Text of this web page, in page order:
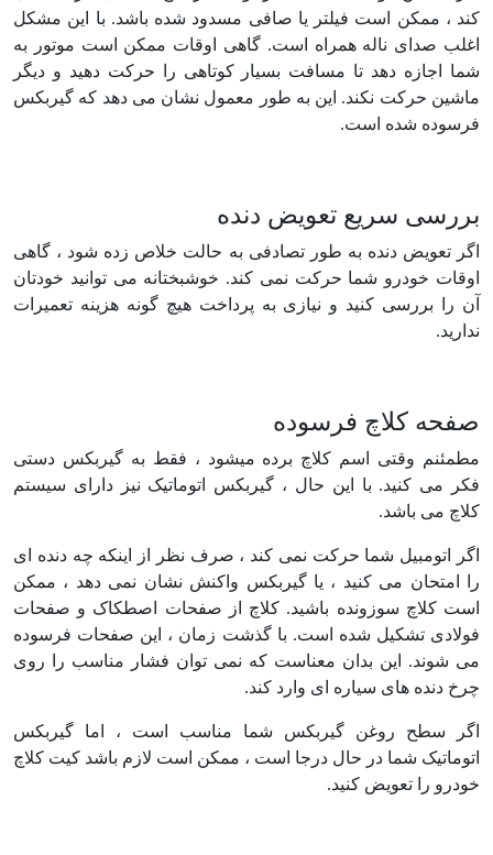
کند ، ممکن است فیلتر یا صافی مسدود شده باشد. با این مشکل
اغلب صدای ناله همراه است. گاهی اوقات ممکن است موتور به
شما اجازه دهد تا مسافت بسیار کوتاهی را حرکت دهید و دیگر
ماشین حرکت نکند. این به طور معمول نشان می دهد که گیربکس
فرسوده شده است.
بررسی سریع تعویض دنده
اگر تعویض دنده به طور تصادفی به حالت خلاص زده شود ، گاهی
اوقات خودرو شما حرکت نمی کند. خوشبختانه می توانید خودتان
آن را بررسی کنید و نیازی به پرداخت هیچ گونه هزینه تعمیرات
ندارید.
صفحه کلاچ فرسوده
مطمئنم وقتی اسم کلاچ برده میشود ، فقط به گیربکس دستی
فکر می کنید. با این حال ، گیربکس اتوماتیک نیز دارای سیستم
کلاچ می باشد.
اگر اتومبیل شما حرکت نمی کند ، صرف نظر از اینکه چه دنده ای
را امتحان می کنید ، یا گیربکس واکنش نشان نمی دهد ، ممکن
است کلاچ سوزونده باشید. کلاچ از صفحات اصطکاک و صفحات
فولادی تشکیل شده است. با گذشت زمان ، این صفحات فرسوده
می شوند. این بدان معناست که نمی توان فشار مناسب را روی
چرخ دنده های سیاره ای وارد کند.
اگر سطح روغن گیربکس شما مناسب است ، اما گیربکس
اتوماتیک شما در حال درجا است ، ممکن است لازم باشد کیت کلاچ
خودرو را تعویض کنید.